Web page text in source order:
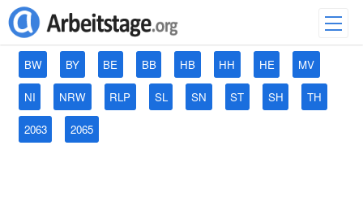
BW BY BE BB HB HH HE MV
NI NRW RLP SL SN ST SH TH
2063 2065